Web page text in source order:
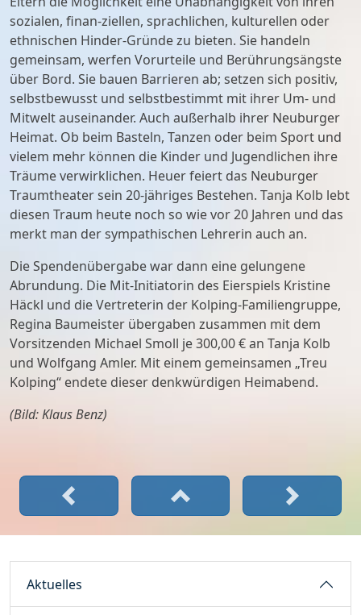
sozialen, finan-ziellen, sprachlichen, kulturellen oder
ethnischen Hinder-Gründe zu bieten. Sie handeln
gemeinsam, werfen Vorurteile und Berührungsängste
über Bord. Sie bauen Barrieren ab; setzen sich positiv,
selbstbewusst und selbstbestimmt mit ihrer Um- und
Mitwelt auseinander. Auch außerhalb ihrer Neuburger
Heimat. Ob beim Basteln, Tanzen oder beim Sport und
vielem mehr können die Kinder und Jugendlichen ihre
Träume verwirklichen. Heuer feiert das Neuburger
Traumtheater sein 20-jähriges Bestehen. Tanja Kolb lebt
diesen Traum heute noch so wie vor 20 Jahren und das
merkt man der sympathischen Lehrerin auch an.
Die Spendenübergabe war dann eine gelungene
Abrundung. Die Mit-Initiatorin des Eierspiels Kristine
Häckl und die Vertreterin der Kolping-Familiengruppe,
Regina Baumeister übergaben zusammen mit dem
Vorsitzenden Michael Smoll je 300,00 € an Tanja Kolb
und Wolfgang Amler. Mit einem gemeinsamen „Treu
Kolping“ endete dieser denkwürdigen Heimabend.
(Bild: Klaus Benz)
Aktuelles